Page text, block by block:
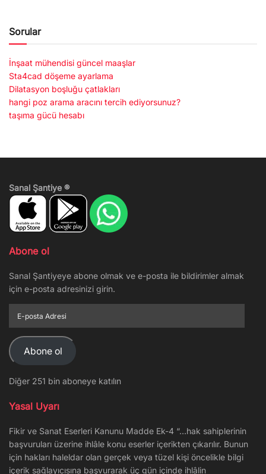
Sorular
İnşaat mühendisi güncel maaşlar
Sta4cad döşeme ayarlama
Dilatasyon boşluğu çatlakları
hangi poz arama aracını tercih ediyorsunuz?
taşıma gücü hesabı
Sanal Şantiye ®
Abone ol
Sanal Şantiyeye abone olmak ve e-posta ile bildirimler almak
için e-posta adresinizi girin.
posta
Adresi
Abone ol
Diğer 251 bin aboneye katılın
Yasal Uyarı
Fikir ve Sanat Eserleri Kanunu Madde Ek-4 “…hak sahiplerinin
başvuruları üzerine ihlâle konu eserler içerikten çıkarılır. Bunun
için hakları haleldar olan gerçek veya tüzel kişi öncelikle bilgi
içerik sağlayıcısına başvurarak üç gün içinde ihlâlin